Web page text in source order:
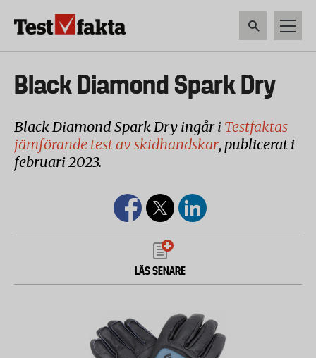
Huvudmeny
ny
Black Diamond Spark Dry
Black Diamond Spark Dry ingår i Testfaktas
jämförande test av skidhandskar, publicerat i
februari 2023.
LÄS SENARE